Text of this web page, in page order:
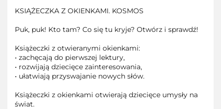
KSIĄŻECZKA Z OKIENKAMI. KOSMOS
Puk, puk! Kto tam? Co się tu kryje? Otwórz i sprawdź!
Książeczki z otwieranymi okienkami:
• zachęcają do pierwszej lektury,
• rozwijają dziecięce zainteresowania,
• ułatwiają przyswajanie nowych słów.
Książeczki z okienkami otwierają dziecięce umysły na
świat.